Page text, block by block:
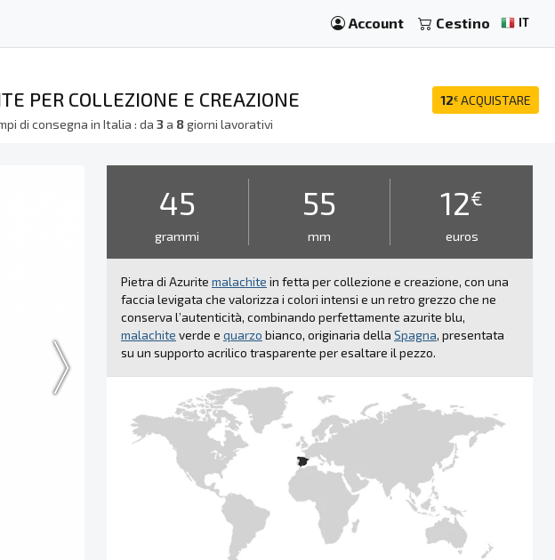
Account Cestino IT
12€ ACQUISTARE
PER COLLEZIONE E CREAZIONE
di consegna in Italia : da3a 8giorni lavorativi
45
grammi
55
mm
12€
euros
Pietra di Azurite malachite in fetta per collezione e creazione, con una
faccia levigata che valorizza i colori intensi e un retro grezzo che ne
conserva l’autenticità, combinando perfettamente azurite blu,
malachite verde e quarzo bianco, originaria della Spagna, presentata
su un supporto acrilico trasparente per esaltare il pezzo.